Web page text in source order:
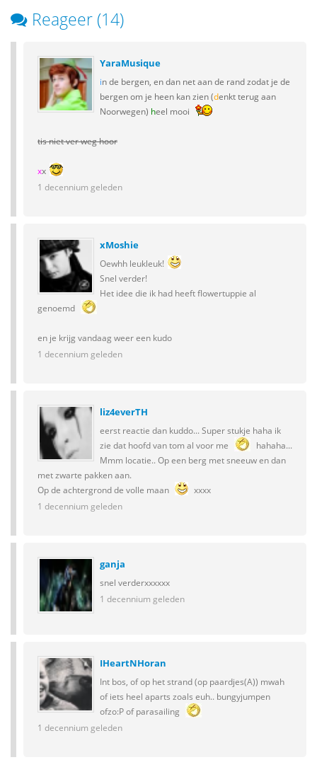
Reageer (14)
YaraMusique
in de bergen, en dan net aan de rand zodat je de
bergen om je heen kan zien (denkt terug aan
Noorwegen) heel mooi
tis niet ver weg hoor
xx
1 decennium geleden
xMoshie
Oewhh leukleuk!
Snel verder!
Het idee die ik had heeft flowertuppie al
genoemd
en je krijg vandaag weer een kudo
1 decennium geleden
liz4everTH
eerst reactie dan kuddo... Super stukje haha ik
zie dat hoofd van tom al voor me
hahaha...
Mmm locatie.. Op een berg met sneeuw en dan
met zwarte pakken aan.
Op de achtergrond de volle maan
xxxx
1 decennium geleden
ganja
snel verderxxxxxx
1 decennium geleden
IHeartNHoran
Int bos, of op het strand (op paardjes(A)) mwah
of iets heel aparts zoals euh.. bungyjumpen
ofzo:P of parasailing
1 decennium geleden